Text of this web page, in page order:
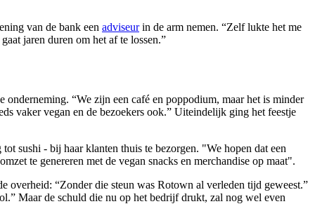
van de bank een adviseurin de arm nemen. “Zelf lukte het me
jaren duren om het af te lossen.”
“We zijn een café en poppodium, maar het is minder
vaker vegan en de bezoekers ook.” Uiteindelijk ging het feestje
sushi - bij haar klanten thuis te bezorgen. "We hopen dat een
te genereren met de vegan snacks en merchandise op maat".
overheid: “Zonder die steun was Rotown al verleden tijd geweest.”
Maar de schuld die nu op het bedrijf drukt, zal nog wel even